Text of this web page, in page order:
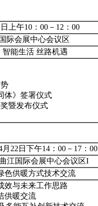
上午10：00－12：00
际会展中心会议区
智能生活 丝路机遇
体》签署仪式
暨发布仪式
月22日下午14：00－17：00
江国际会展中心会议区I
色供暖方式技术交流
效与未来工作思路
供暖交流